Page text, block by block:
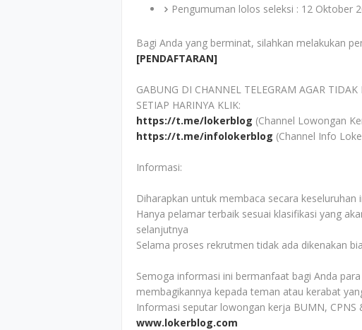
Pengumuman lolos seleksi : 12 Oktober
Bagi Anda yang berminat, silahkan melakukan
[PENDAFTARAN]
GABUNG DI CHANNEL TELEGRAM AGAR
SETIAP HARINYA KLIK:
https://t.me/lokerblog (Channel Lowongan
https://t.me/infolokerblog (Channel Info
Informasi:
Diharapkan untuk membaca secara
Hanya pelamar terbaik sesuai klasifikasi yang
selanjutnya
Selama proses rekrutmen tidak ada dikenakan
Semoga informasi ini bermanfaat bagi Anda
membagikannya kepada teman atau kerabat
Informasi seputar lowongan kerja BUMN, CPNS
www.lokerblog.com